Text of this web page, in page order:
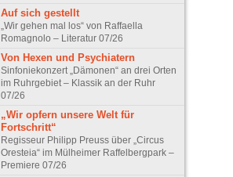
Auf sich gestellt
„Wir gehen mal los“ von Raffaella
Romagnolo – Literatur 07/26
Von Hexen und Psychiatern
Sinfoniekonzert „Dämonen“ an drei Orten
im Ruhrgebiet – Klassik an der Ruhr
07/26
„Wir opfern unsere Welt für
Fortschritt“
Regisseur Philipp Preuss über „Circus
Oresteia“ im Mülheimer Raffelbergpark –
Premiere 07/26